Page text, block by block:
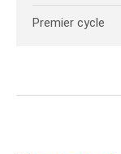
Premier cycle